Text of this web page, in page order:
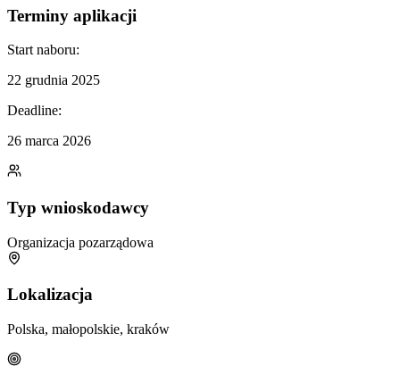
Terminy aplikacji
Start naboru:
22 grudnia 2025
Deadline:
26 marca 2026
Typ wnioskodawcy
Organizacja pozarządowa
Lokalizacja
Polska, małopolskie, kraków